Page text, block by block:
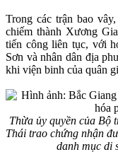
Trong các trận bao
chiếm thành Xương
tiến công liên tục, với
Sơn và nhân dân địa
khi viện binh của quân
Thừa ủy quyền của
Thái trao chứng nhận
danh mục di